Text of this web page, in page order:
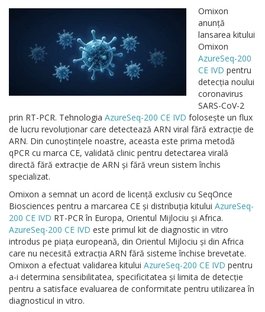
Omixon
anunță
lansarea kitului
Omixon
AzureSeq-200
CE IVD pentru
detecția noului
coronavirus
SARS-CoV-2
prin RT-PCR. Tehnologia AzureSeq-200 CE IVD folosește un flux
de lucru revoluționar care detectează ARN viral fără extracție de
ARN. Din cunoștințele noastre, aceasta este prima metodă
qPCR cu marca CE, validată clinic pentru detectarea virală
directă fără extracție de ARN și fără vreun sistem închis
specializat.
Omixon a semnat un acord de licență exclusiv cu SeqOnce
Biosciences pentru a marcarea CE și distribuția kitului AzureSeq-
200 CE IVD RT-PCR în Europa, Orientul Mijlociu și Africa.
AzureSeq-200 CE IVD este primul kit de diagnostic in vitro
introdus pe piața europeană, din Orientul Mijlociu și din Africa
care nu necesită extracția ARN fără sisteme închise brevetate.
Omixon a efectuat validarea kitului AzureSeq-200 CE IVD pentru
a-i determina sensibilitatea, specificitatea și limita de detecție
pentru a satisface evaluarea de conformitate pentru utilizarea în
diagnosticul in vitro.